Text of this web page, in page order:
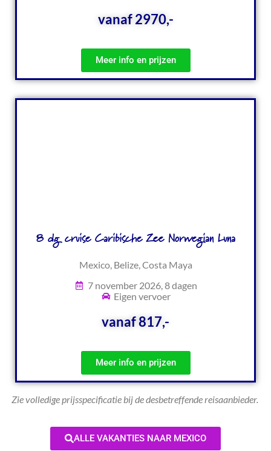
vanaf 2970,-
Meer info en prijzen
8 dg cruise Caribische Zee Norwegian Luna
Mexico, Belize, Costa Maya
7 november 2026, 8 dagen
Eigen vervoer
vanaf 817,-
Meer info en prijzen
Zie volledige prijsspecificatie bij de desbetreffende reisaanbieder.
ALLE VAKANTIES NAAR MEXICO